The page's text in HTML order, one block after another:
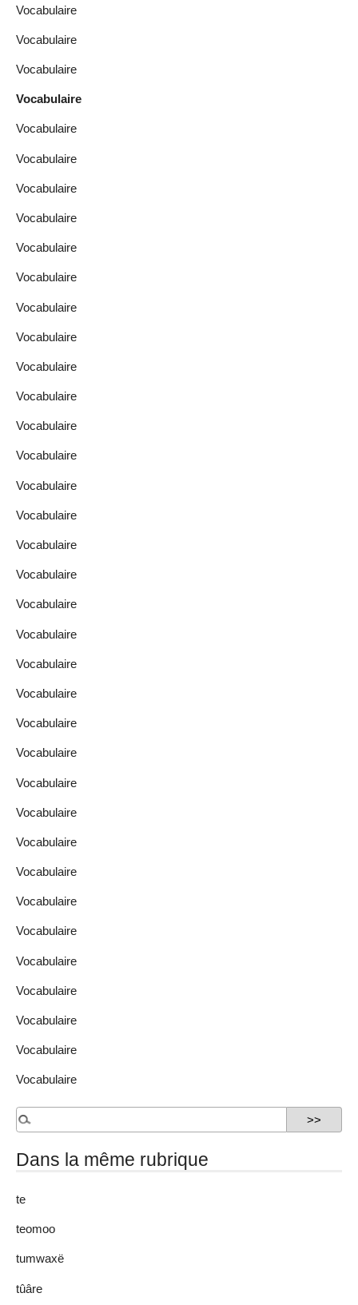
Vocabulaire
Vocabulaire
Vocabulaire
Vocabulaire
Vocabulaire
Vocabulaire
Vocabulaire
Vocabulaire
Vocabulaire
Vocabulaire
Vocabulaire
Vocabulaire
Vocabulaire
Vocabulaire
Vocabulaire
Vocabulaire
Vocabulaire
Vocabulaire
Vocabulaire
Vocabulaire
Vocabulaire
Vocabulaire
Vocabulaire
Vocabulaire
Vocabulaire
Vocabulaire
Vocabulaire
Vocabulaire
Vocabulaire
Vocabulaire
Vocabulaire
Vocabulaire
Vocabulaire
Vocabulaire
Vocabulaire
Vocabulaire
Vocabulaire
Dans la même rubrique
te
teomoo
tumwaxë
tûâre